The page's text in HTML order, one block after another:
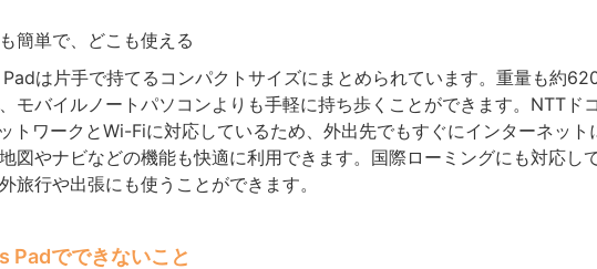
簡単で、どこも使える
は片手で持てるコンパクトサイズにまとめられています。重量も約
モバイルノートパソコンよりも手軽に持ち歩くことができます。NTTド
トワークとWi-Fiに対応しているため、外出先でもすぐにインターネット
図やナビなどの機能も快適に利用できます。国際ローミングにも対応し
旅行や出張にも使うことができます。
Padでできないこと